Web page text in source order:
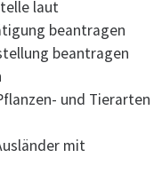
laut
beantragen
beantragen
und Tierarten
mit